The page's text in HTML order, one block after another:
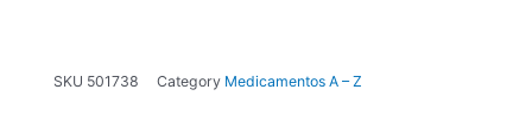
SKU 501738 Category Medicamentos A – Z